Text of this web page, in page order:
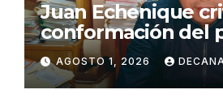
Juan Echenique
conformación del
gabinete
Fujimori
AGOSTO 1, 2026